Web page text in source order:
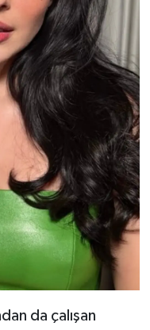
da çalışan